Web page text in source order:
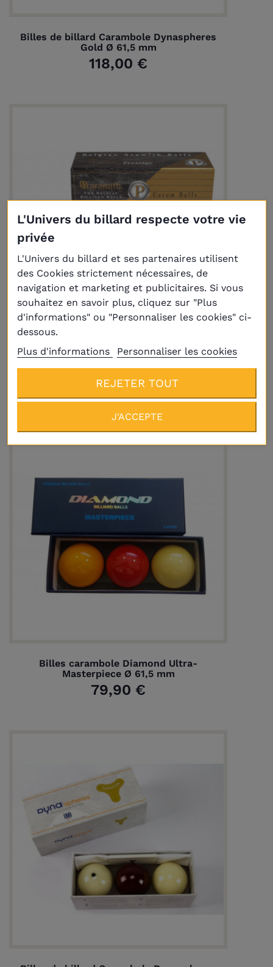
Billes de billard Carambole Dynaspheres
Gold Ø 61,5 mm
118,00 €
LivraisonPlus
61,5 mm
159,00 €
Billes carambole Diamond Ultra-
Masterpiece Ø 61,5 mm
79,90 €
L'Univers du billard respecte votre vie
privée
L'Univers du billard et ses partenaires utilisent
des Cookies strictement nécessaires, de
navigation et marketing et publicitaires. Si vous
souhaitez en savoir plus, cliquez sur "Plus
d'informations" ou "Personnaliser les cookies" ci-
dessous.
Plus d'informations
Personnaliser les cookies
REJETER TOUT
J'ACCEPTE